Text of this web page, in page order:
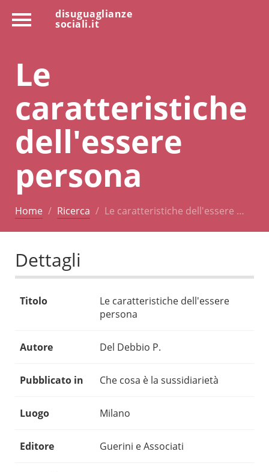
disuguaglianze
sociali.it
Le
caratteristiche
dell'essere
persona
Home Ricerca Le caratteristiche dell'essere …
Dettagli
Titolo
Le caratteristiche dell'essere
persona
Autore Del Debbio P.
Pubblicato in Che cosa è la sussidiarietà
Luogo Milano
Editore Guerini e Associati